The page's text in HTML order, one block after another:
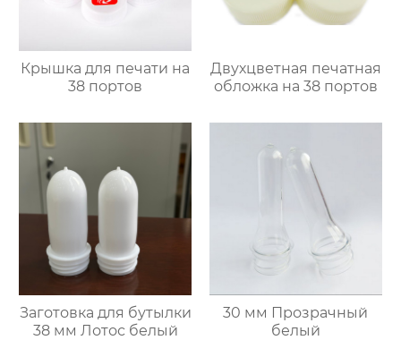
Крышка для печати на
38 портов
Двухцветная печатная
обложка на 38 портов
Заготовка для бутылки
38 мм Лотос белый
30 мм Прозрачный
белый